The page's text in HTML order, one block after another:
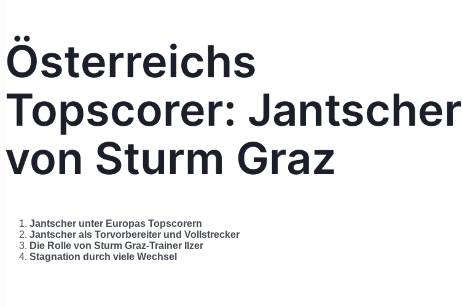
Österreichs
Topscorer: Jantscher
von Sturm Graz
Jantscher unter Europas Topscorern
Jantscher als Torvorbereiter und Vollstrecker
Die Rolle von Sturm Graz-Trainer Ilzer
Stagnation durch viele Wechsel